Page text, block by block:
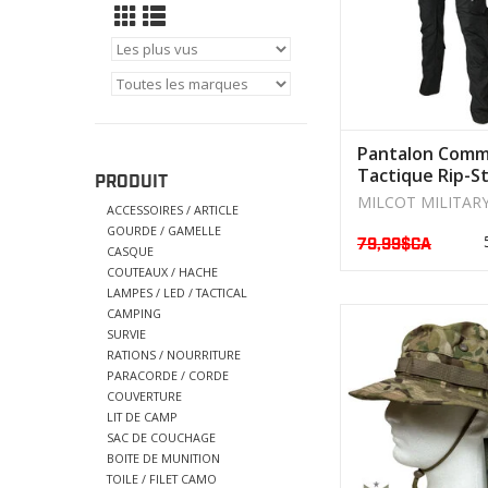
PRODUIT
ACCESSOIRES / ARTICLE
GOURDE / GAMELLE
CASQUE
COUTEAUX / HACHE
LAMPES / LED / TACTICAL
CAMPING
SURVIE
RATIONS / NOURRITURE
PARACORDE / CORDE
COUVERTURE
LIT DE CAMP
SAC DE COUCHAGE
BOITE DE MUNITION
TOILE / FILET CAMO
Pantalon
Tactique Rip-
MILCOT
MILCOT
79,99$CA
Matériau Rip-Stop
40% polyester
AFFICHER LE